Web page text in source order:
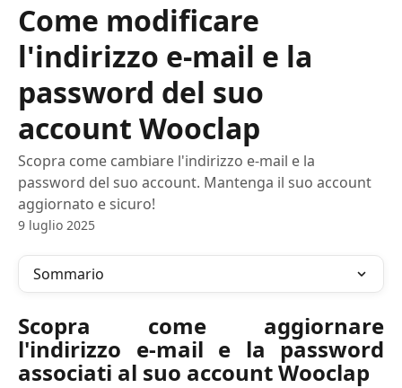
Come modificare
l'indirizzo e-mail e la
password del suo
account Wooclap
Scopra come cambiare l'indirizzo e-mail e la
password del suo account. Mantenga il suo account
aggiornato e sicuro!
9 luglio 2025
Sommario
Scopra come aggiornare
l'indirizzo e-mail e la password
associati al suo account Wooclap